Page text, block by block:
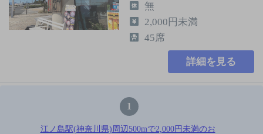
無
2,000円未満
45席
詳細を見る
1
江ノ島駅(神奈川県)周辺500mで2,000円未満のお